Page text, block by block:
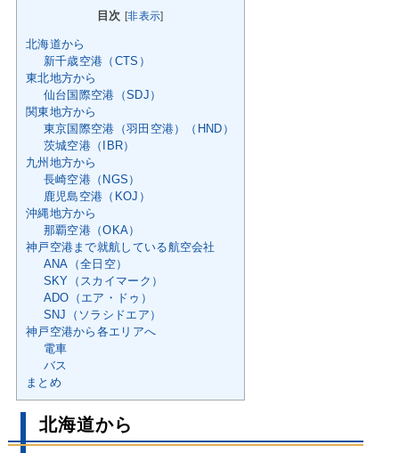
目次 [非表示]
北海道から
新千歳空港（CTS）
東北地方から
仙台国際空港（SDJ）
関東地方から
東京国際空港（羽田空港）（HND）
茨城空港（IBR）
九州地方から
長崎空港（NGS）
鹿児島空港（KOJ）
沖縄地方から
那覇空港（OKA）
神戸空港まで就航している航空会社
ANA（全日空）
SKY（スカイマーク）
ADO（エア・ドゥ）
SNJ（ソラシドエア）
神戸空港から各エリアへ
電車
バス
まとめ
北海道から